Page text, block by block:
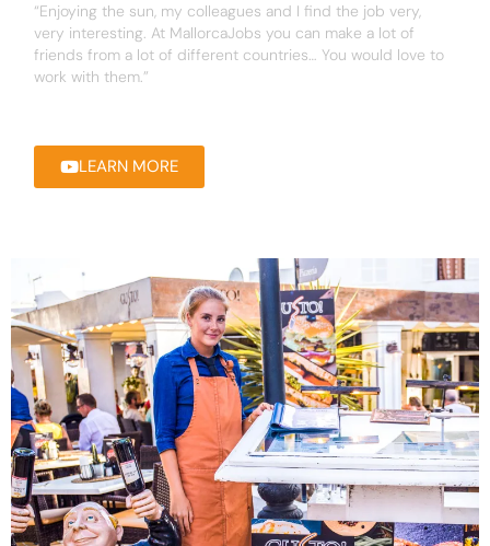
“Enjoying the sun, my colleagues and I find the job very,
very interesting. At MallorcaJobs you can make a lot of
friends from a lot of different countries… You would love to
work with them.”
LEARN MORE